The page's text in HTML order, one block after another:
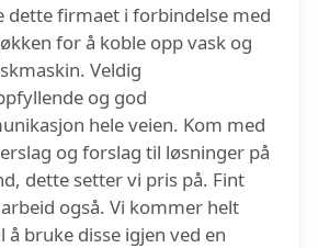
dette firmaet i forbindelse med
for å koble opp vask og
Veldig
og god
hele veien. Kom med
og forslag til løsninger på
dette setter vi pris på. Fint
også. Vi kommer helt
å bruke disse igjen ved en